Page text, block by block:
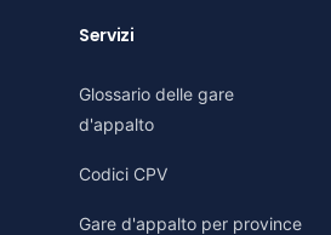
Servizi
Glossario delle gare
d'appalto
Codici CPV
Gare d'appalto per province